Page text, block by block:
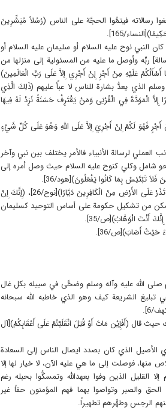
رسالاته فيتمُّوا الحجَّة على الناس (رُسُلاً مُبَشِّرِينَ
165].
النبي نوح عليه السلام أو سليمان عليه السلام أو
ربِّه وأوصل ما عليه من المسئولية إلى منزلها من
عَلَيْهِ مِنْ أَجْرٍ إِنْ أَجْرِي إِلاَّ عَلَى رَبِّ الْعَالَمِينَ)
وآله وسلم الذي يعدُّ بشارة للناس لا عبأً عليهم (ذَلِكَ الَّذِي
إِلاَّ الْمَوَدَّةَ فِي الْقُرْبَى وَمَنْ يَقْتَرِفْ حَسَنَةً نَزِدْ لَهُ فِيهَا
أَجْرٍ فَهُوَ لَكُمْ إِنْ أَجْرِيَ إِلاَّ عَلَى اللَّهِ وَهُوَ عَلَى كُلِّ شَيْءٍ
العملي لرسالة الأنبياء فالأمر يختلف بين نبي وآخر
شامل وكلي كنوح عليه السلام حيث وصل أمره إلى
تَبْتَئِسْ بِمَا كَانُوا يَفْعَلُونَ)[هود/36].
ولذلك دعا على المعاندين والكافرين منهم جميعا ً(وَقَالَ نُوحٌ رَبِّ لاَ تَذَرْ عَلَى الأَرْضِ مِنْ الْكَافِرِينَ دَيَّارًا)[نوح/26]، (إِنَّكَ إِنْ
إِلاَّ فَاجِرًا كَفَّارًا)[نوح/27]، ومنهم من تمكن من تشكيل حكومة على أساس التوحيد كسليمان
أَنْتَ الْوَهَّابُ)[ص/35].
حَيْثُ أَصَابَ)[ص/36].
صلى الله عليه وآله وسلم وضحَّى في سبيله بكل غال
تبليغ الشريعة كيف وهو الذي خاطبه الله سبحانه
6].
حيث قال (أَفَإِيْن مَاتَ أَوْ قُتِلَ انْقَلَبْتُمْ عَلَى أَعْقَابِكُمْ)[آل
الأصيل الذي كان بصدد ايصال الناس إلى السعادة
منها، فوصلت إلى ما هي عليه الآن، لا خيار لها إلا
القليل الذين وفوا بعهدالله وتمسكُّوا بحبله رغم
الحق والصبر وتواصوا بهما فهم المؤمنون حقاً غير
عنهم الرجس وطهَّرهم تطهيراً.